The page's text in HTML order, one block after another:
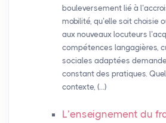
bouleversement lié à
mobilité, qu’elle soit choisie
aux nouveaux locuteurs
compétences langagières,
sociales adaptées
constant des pratiques.
contexte, (…)
L’enseignement du